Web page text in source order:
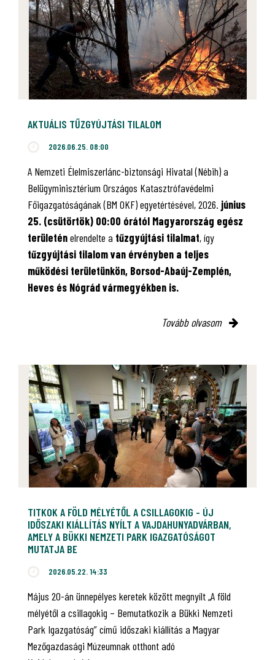
AKTUÁLIS TŰZGYÚJTÁSI TILALOM
2026.06.25. 08:00
A Nemzeti Élelmiszerlánc-biztonsági Hivatal (Nébih) a
Belügyminisztérium Országos Katasztrófavédelmi
Főigazgatóságának (BM OKF) egyetértésével, 2026. június
25. (csütörtök) 00:00 órától Magyarország egész
területénelrendelte a tűzgyújtási tilalmat, így
tűzgyújtási tilalom van érvényben a teljes
működési területünkön, Borsod-Abaúj-Zemplén,
Heves és Nógrád vármegyékben is.
Tovább olvasom
TITKOK A FÖLD MÉLYÉTŐL A CSILLAGOKIG - ÚJ
IDŐSZAKI KIÁLLÍTÁS NYÍLT A VAJDAHUNYADVÁRBAN,
AMELY A BÜKKI NEMZETI PARK IGAZGATÓSÁGOT
MUTATJA BE
2026.05.22. 14:33
Május 20-án ünnepélyes keretek között megnyílt „A föld
mélyétől a csillagokig – Bemutatkozik a Bükki Nemzeti
Park Igazgatóság” című időszaki kiállítás a Magyar
Mezőgazdasági Múzeumnak otthont adó